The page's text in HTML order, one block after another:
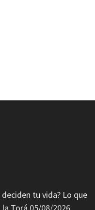
tu vida? Lo que
Torá 05/08/2026